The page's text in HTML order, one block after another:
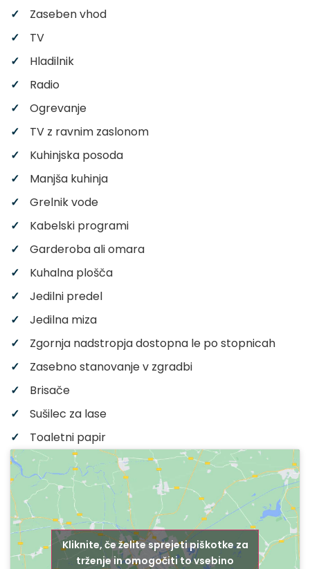
Zaseben vhod
TV
Hladilnik
Radio
Ogrevanje
TV z ravnim zaslonom
Kuhinjska posoda
Manjša kuhinja
Grelnik vode
Kabelski programi
Garderoba ali omara
Kuhalna plošča
Jedilni predel
Jedilna miza
Zgornja nadstropja dostopna le po stopnicah
Zasebno stanovanje v zgradbi
Brisače
Sušilec za lase
Toaletni papir
Kliknite, če želite sprejeti piškotke za
trženje in omogočiti to vsebino